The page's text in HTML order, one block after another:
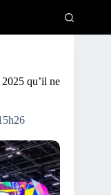
qu’il ne